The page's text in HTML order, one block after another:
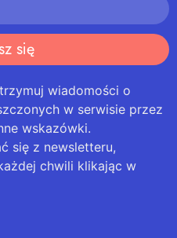
się
wiadomości o
w serwisie przez
wskazówki.
się z newsletteru,
chwili klikając w